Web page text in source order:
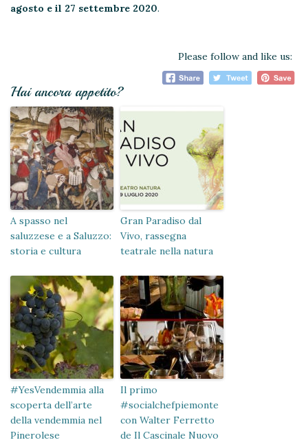
agosto e il 27 settembre 2020.
Please follow and like us:
Hai ancora appetito?
A spasso nel
saluzzese e a Saluzzo:
storia e cultura
Gran Paradiso dal
Vivo, rassegna
teatrale nella natura
#YesVendemmia alla
scoperta dell’arte
della vendemmia nel
Pinerolese
Il primo
#socialchefpiemonte
con Walter Ferretto
de Il Cascinale Nuovo